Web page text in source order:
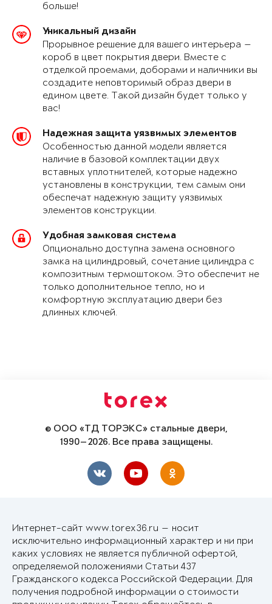
больше!
Уникальный дизайн
Прорывное решение для вашего интерьера —
короб в цвет покрытия двери. Вместе с
отделкой проемами, доборами и наличники вы
создадите неповторимый образ двери в
едином цвете. Такой дизайн будет только у
вас!
Надежная защита уязвимых элементов
Особенностью данной модели является
наличие в базовой комплектации двух
вставных уплотнителей, которые надежно
установлены в конструкции, тем самым они
обеспечат надежную защиту уязвимых
элементов конструкции.
Удобная замковая система
Опционально доступна замена основного
замка на цилиндровый, сочетание цилиндра с
композитным термоштоком. Это обеспечит не
только дополнительное тепло, но и
комфортную эксплуатацию двери без
длинных ключей.
© ООО «ТД ТОРЭКС» стальные двери,
1990—2026. Все права защищены.
Интернет-сайт www.torex36.ru — носит
исключительно информационный характер и ни при
каких условиях не является публичной офертой,
определяемой положениями Статьи 437
Гражданского кодекса Российской Федерации. Для
получения подробной информации о стоимости